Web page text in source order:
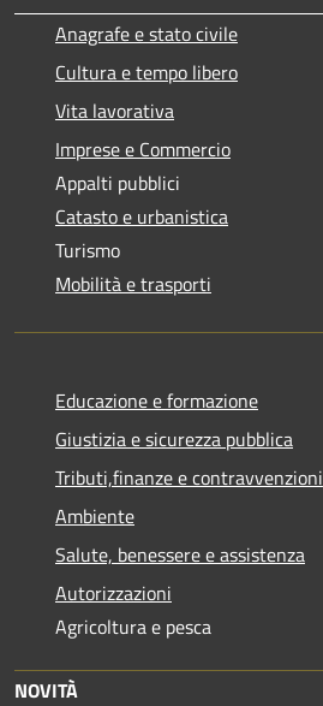
Anagrafe e stato civile
Cultura e tempo libero
Vita lavorativa
Imprese e Commercio
Appalti pubblici
Catasto e urbanistica
Turismo
Mobilità e trasporti
Educazione e formazione
Giustizia e sicurezza pubblica
Tributi,finanze e contravvenzioni
Ambiente
Salute, benessere e assistenza
Autorizzazioni
Agricoltura e pesca
NOVITÀ